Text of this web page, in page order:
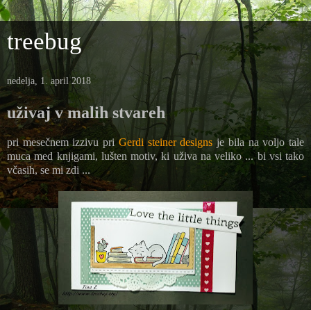
treebug
nedelja, 1. april 2018
uživaj v malih stvareh
pri mesečnem izzivu pri Gerdi steiner designs je bila na voljo tale
muca med knjigami, lušten motiv, ki uživa na veliko ... bi vsi tako
včasih, se mi zdi ...